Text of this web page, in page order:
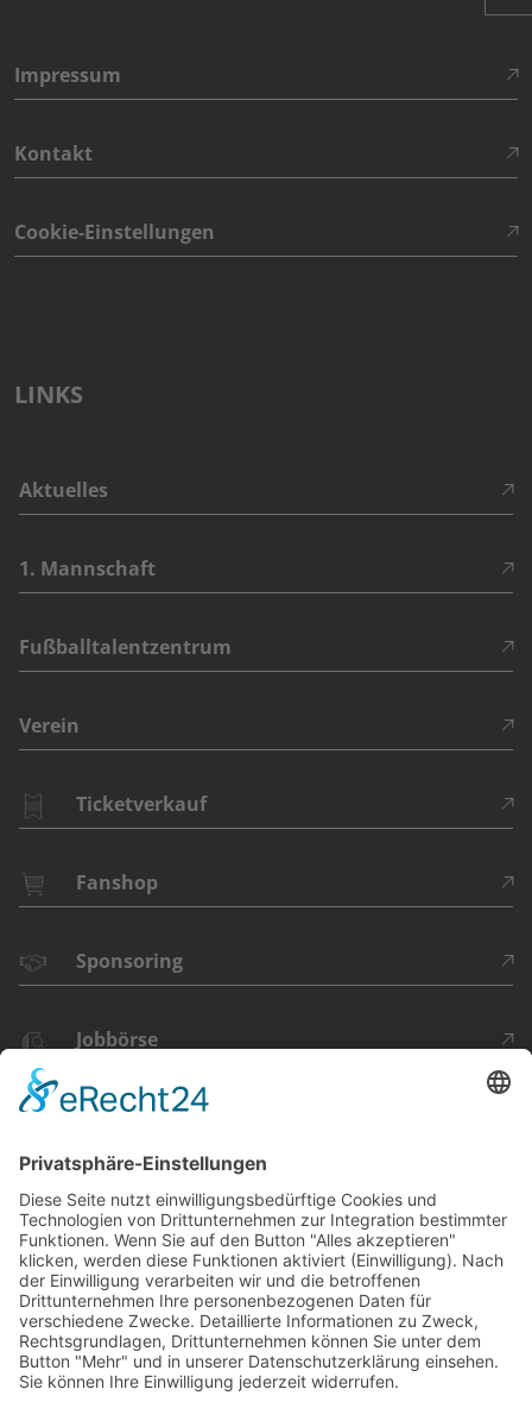
Impressum
Kontakt
Cookie-Einstellungen
LINKS
Aktuelles
1. Mannschaft
Fußballtalentzentrum
Verein
Ticketverkauf
Fanshop
Sponsoring
Jobbörse
DU FINDEST
UNS HIER: